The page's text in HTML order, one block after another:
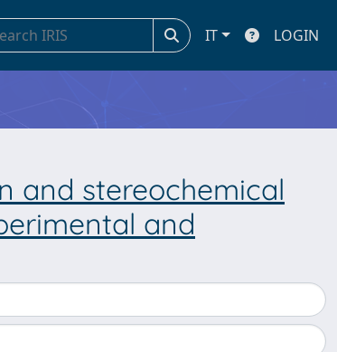
IT LOGIN
and stereochemical
and